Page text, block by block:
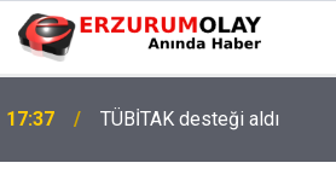
17:37 TÜBİTAK desteği aldı